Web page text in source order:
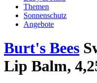
Themen
Sonnenschutz
Angebote
Burt's Bees
Lip Balm,